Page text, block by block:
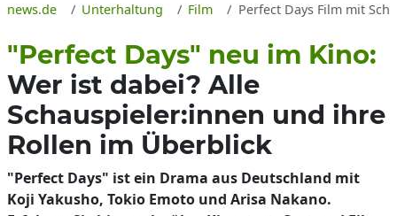
news.de Unterhaltung Film Perfect Days Film mit
"Perfect Days" neu im Kino:
Wer ist dabei? Alle
Schauspieler:innen und ihre
Rollen im Überblick
"Perfect Days" ist ein Drama aus Deutschland mit
Koji Yakusho, Tokio Emoto und Arisa Nakano.